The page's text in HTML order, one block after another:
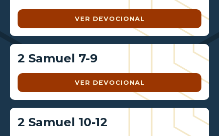
VER DEVOCIONAL
2 Samuel 7-9
VER DEVOCIONAL
2 Samuel 10-12